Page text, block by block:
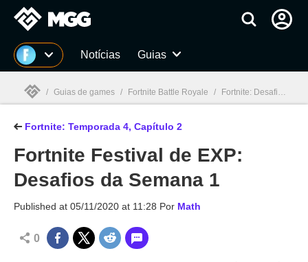
Millenium Notícias Guias
Millenium
/ Guias de games / Fortnite Battle Royale / Fortnite: Desafios e tudo sobre a Temporada 4, Capítulo 2
Fortnite: Temporada 4, Capítulo 2
Fortnite Festival de EXP:
Desafios da Semana 1
Published at 05/11/2020 at 11:28 Por Math
0